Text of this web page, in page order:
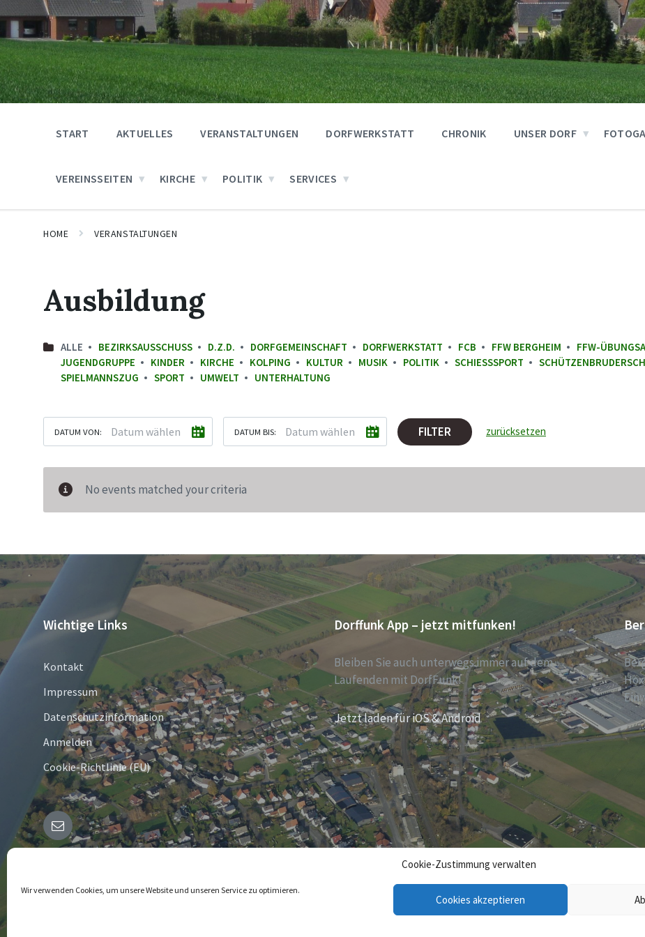
Cookie-Zustimmung verwalten
Wir verwenden Cookies, um unsere Website und unseren Service zu optimieren.
Cookies akzeptieren
START AKTUELLES VERANSTALTUNGEN DORFWERKSTATT CHRONIK UNSER DORF
VEREINSSEITEN KIRCHE POLITIK SERVICES
HOME VERANSTALTUNGEN
Ausbildung
ALLE BEZIRKSAUSSCHUSS D.Z.D. DORFGEMEINSCHAFT DORFWERKSTATT FCB FFW BERGHEIM FFW-
JUGENDGRUPPE
KINDER KIRCHE KOLPING KULTUR MUSIK POLITIK SCHIESSSPORT
SPIELMANNSZUG
SPORT UMWELT UNTERHALTUNG
DATUM VON: DATUM BIS: FILTER zurücksetzen
No events matched your criteria
Wichtige Links
Kontakt
Impressum
Datenschutzinformation
Anmelden
Cookie-Richtlinie (EU)
Dorffunk App – jetzt mitfunken!
Bleiben Sie auch unterwegs immer auf dem
Laufenden mit DorfFunk!
Jetzt laden für iOS & Android
E-